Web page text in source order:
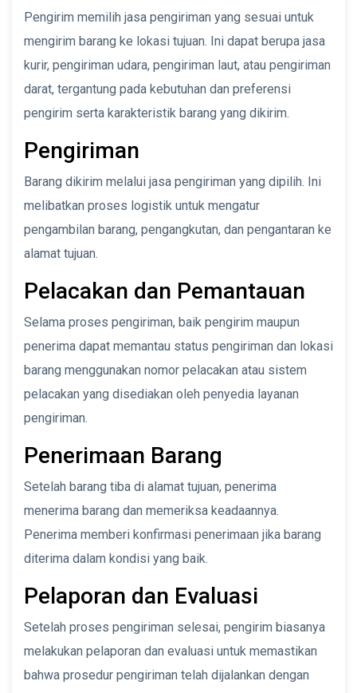
Pengirim memilih jasa pengiriman yang sesuai untuk
mengirim barang ke lokasi tujuan. Ini dapat berupa jasa
kurir, pengiriman udara, pengiriman laut, atau pengiriman
darat, tergantung pada kebutuhan dan preferensi
pengirim serta karakteristik barang yang dikirim.
Pengiriman
Barang dikirim melalui jasa pengiriman yang dipilih. Ini
melibatkan proses logistik untuk mengatur
pengambilan barang, pengangkutan, dan pengantaran ke
alamat tujuan.
Pelacakan dan Pemantauan
Selama proses pengiriman, baik pengirim maupun
penerima dapat memantau status pengiriman dan lokasi
barang menggunakan nomor pelacakan atau sistem
pelacakan yang disediakan oleh penyedia layanan
pengiriman.
Penerimaan Barang
Setelah barang tiba di alamat tujuan, penerima
menerima barang dan memeriksa keadaannya.
Penerima memberi konfirmasi penerimaan jika barang
diterima dalam kondisi yang baik.
Pelaporan dan Evaluasi
Setelah proses pengiriman selesai, pengirim biasanya
melakukan pelaporan dan evaluasi untuk memastikan
bahwa prosedur pengiriman telah dijalankan dengan